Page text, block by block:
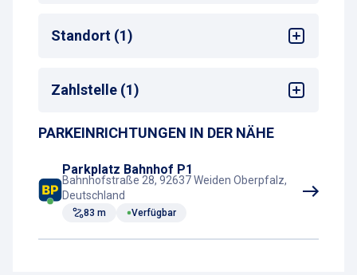
Bus-Haltestelle
Zug-Haltestelle
Standort (1)
Bahnhof
Zahlstelle (1)
Parkscheinautomat
PARKEINRICHTUNGEN IN DER NÄHE
Parkplatz Bahnhof P1
Bahnhofstraße 28, 92637 Weiden Oberpfalz,
Deutschland
83 m Verfügbar